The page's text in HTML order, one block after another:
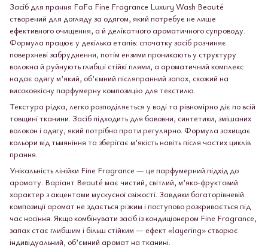
Засіб для прання FaFa Fine Fragrance Luxury Wash Beauté
створений для догляду за одягом, який потребує не лише
ефективного очищення, а й делікатного ароматичного супроводу.
Формула працює у декілька етапів: спочатку засіб розчиняє
поверхневі забруднення, потім ензими проникають у структуру
волокна й руйнують глибші стійкі плями, а ароматичний комплекс
надає одягу м’який, об’ємний післяпранний запах, схожий на
високоякісну парфумерну композицію для текстилю.
Текстура рідка, легко розподіляється у воді та рівномірно діє по всій
товщині тканини. Засіб підходить для бавовни, синтетики, змішаних
волокон і одягу, який потрібно прати регулярно. Формула захищає
кольори від тьмяніння та зберігає м’якість навіть після частих циклів
прання.
Унікальність лінійки Fine Fragrance — це парфумерний підхід до
аромату. Варіант Beauté має чистий, світлий, м’яко-фруктовий
характер з акцентами мускусної свіжості. Завдяки багаторівневій
композиції аромат не здається різким і поступово розкривається під
час носіння. Якщо комбінувати засіб із кондиціонером Fine Fragrance,
запах стає глибшим і більш стійким — ефект «layering» створює
індивідуальний, об’ємний аромат на тканині.